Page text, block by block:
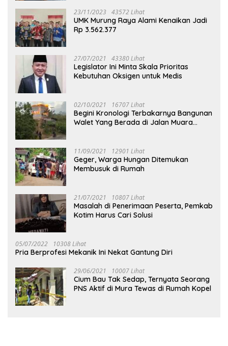
23/11/2023 43572 Lihat
UMK Murung Raya Alami Kenaikan Jadi
Rp 3.562.377
27/07/2021 43380 Lihat
Legislator Ini Minta Skala Prioritas
Kebutuhan Oksigen untuk Medis
02/10/2021 16707 Lihat
Begini Kronologi Terbakarnya Bangunan
Walet Yang Berada di Jalan Muara
11/09/2021 12901 Lihat
Geger, Warga Hungan Ditemukan
Membusuk di Rumah
21/07/2021 10807 Lihat
Masalah di Penerimaan Peserta, Pemkab
Kotim Harus Cari Solusi
05/07/2022 10308 Lihat
Pria Berprofesi Mekanik Ini Nekat Gantung Diri
29/06/2021 10007 Lihat
Cium Bau Tak Sedap, Ternyata Seorang
PNS Aktif di Mura Tewas di Rumah Kopel